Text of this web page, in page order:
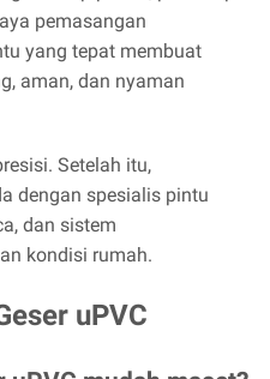
pemasangan
yang tepat membuat
aman, dan nyaman
Setelah itu,
dengan spesialis pintu
dan sistem
kondisi rumah.
uPVC